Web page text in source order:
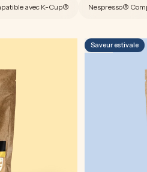
avec K-Cup® Nespresso®
4.9
Saveur estivale